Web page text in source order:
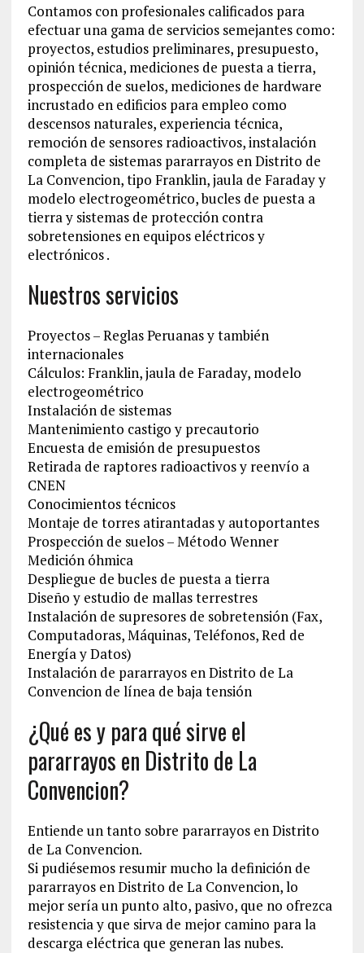
Contamos con profesionales calificados para
efectuar una gama de servicios semejantes como:
proyectos, estudios preliminares, presupuesto,
opinión técnica, mediciones de puesta a tierra,
prospección de suelos, mediciones de hardware
incrustado en edificios para empleo como
descensos naturales, experiencia técnica,
remoción de sensores radioactivos, instalación
completa de sistemas pararrayos en Distrito de
La Convencion‎, tipo Franklin, jaula de Faraday y
modelo electrogeométrico, bucles de puesta a
tierra y sistemas de protección contra
sobretensiones en equipos eléctricos y
electrónicos .
Nuestros servicios
Proyectos – Reglas Peruanas y también
internacionales
Cálculos: Franklin, jaula de Faraday, modelo
electrogeométrico
Instalación de sistemas
Mantenimiento castigo y precautorio
Encuesta de emisión de presupuestos
Retirada de raptores radioactivos y reenvío a
CNEN
Conocimientos técnicos
Montaje de torres atirantadas y autoportantes
Prospección de suelos – Método Wenner
Medición óhmica
Despliegue de bucles de puesta a tierra
Diseño y estudio de mallas terrestres
Instalación de supresores de sobretensión (Fax,
Computadoras, Máquinas, Teléfonos, Red de
Energía y Datos)
Instalación de pararrayos en Distrito de La
Convencion‎ de línea de baja tensión
¿Qué es y para qué sirve el
pararrayos en Distrito de La
Convencion‎?
Entiende un tanto sobre pararrayos en Distrito
de La Convencion‎.
Si pudiésemos resumir mucho la definición de
pararrayos en Distrito de La Convencion‎, lo
mejor sería un punto alto, pasivo, que no ofrezca
resistencia y que sirva de mejor camino para la
descarga eléctrica que generan las nubes.